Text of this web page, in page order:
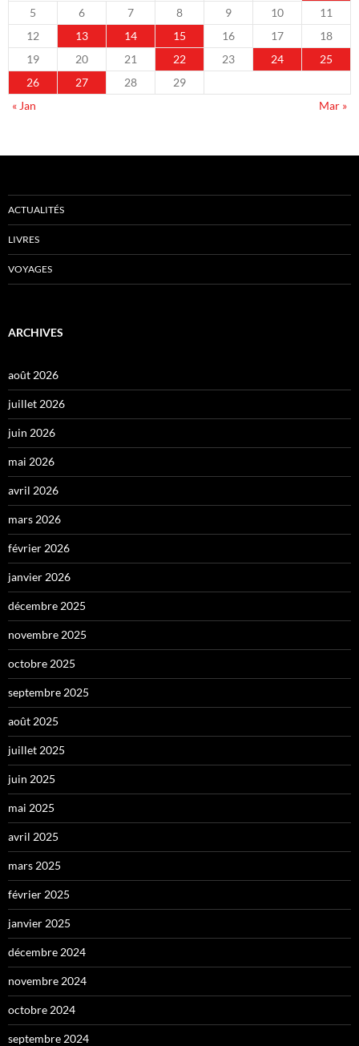
5 6 7 8 9 10
11
12
13 14 15 16 17
18
19
20 21 22 23 24
25
26
27 28
29
« Jan
Mar »
ACTUALITÉS
LIVRES
VOYAGES
ARCHIVES
août 2026
juillet 2026
juin 2026
mai 2026
avril 2026
mars 2026
février 2026
janvier 2026
décembre 2025
novembre 2025
octobre 2025
septembre 2025
août 2025
juillet 2025
juin 2025
mai 2025
avril 2025
mars 2025
février 2025
janvier 2025
décembre 2024
novembre 2024
octobre 2024
septembre 2024